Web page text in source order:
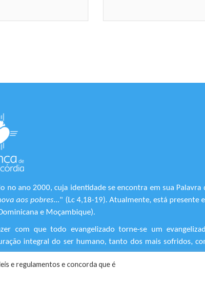
no ano 2000, cuja identidade se encontra em sua Palavra
aos pobres..." (Lc 4,18-19). Atualmente, está presente
e Moçambique).
com que todo evangelizado torne-se um
integral do ser humano, tanto dos mais sofridos,
e regulamentos ​e concorda que é